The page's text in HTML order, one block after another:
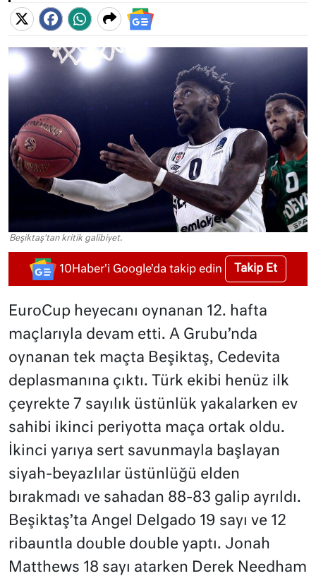
Beşiktaş'tan kritik galibiyet.
10Haber'i Google'da takip edin Takip Et
EuroCup heyecanı oynanan 12. hafta
maçlarıyla devam etti. A Grubu’nda
oynanan tek maçta Beşiktaş, Cedevita
deplasmanına çıktı. Türk ekibi henüz ilk
çeyrekte 7 sayılık üstünlük yakalarken ev
sahibi ikinci periyotta maça ortak oldu.
İkinci yarıya sert savunmayla başlayan
siyah-beyazlılar üstünlüğü elden
bırakmadı ve sahadan 88-83 galip ayrıldı.
Beşiktaş’ta Angel Delgado 19 sayı ve 12
ribauntla double double yaptı. Jonah
Matthews 18 sayı atarken Derek Needham